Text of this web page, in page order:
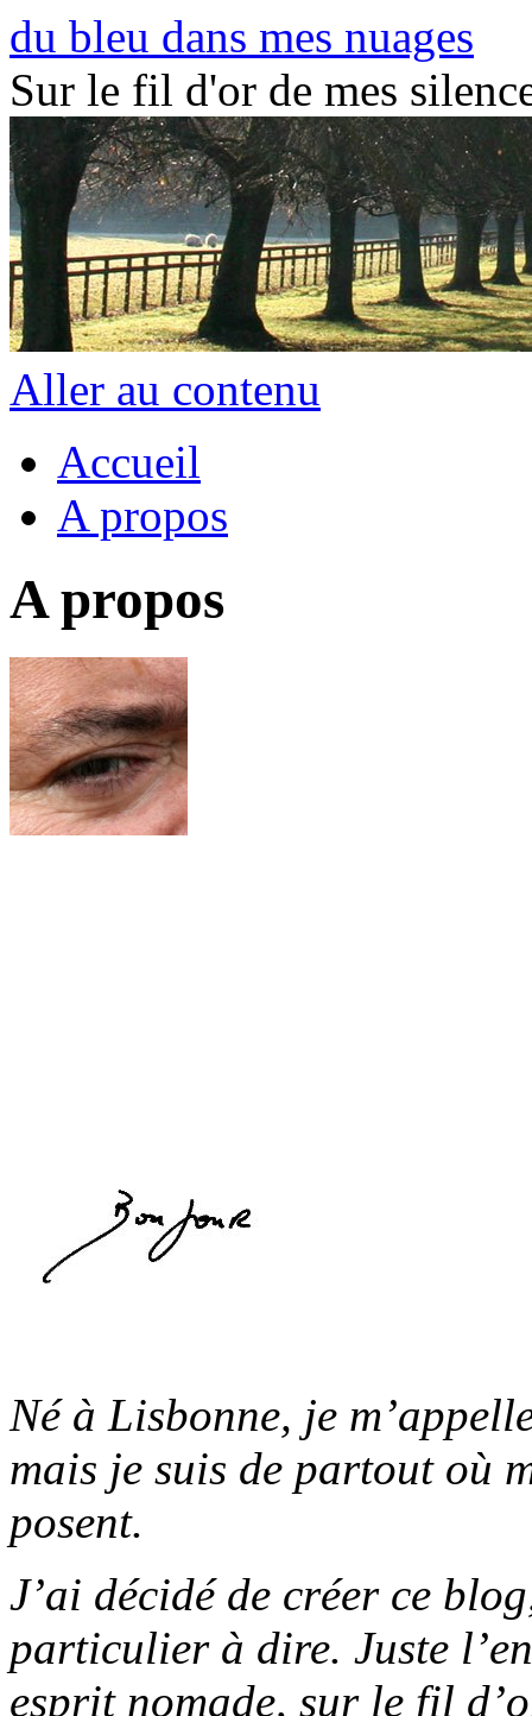
du bleu dans mes nuages
Sur le fil d'or de mes
Aller au contenu
Accueil
A propos
A propos
Né à Lisbonne, je
mais je suis de partout où
posent.
J’ai décidé de créer ce
particulier à dire. Juste
esprit nomade, sur le fil